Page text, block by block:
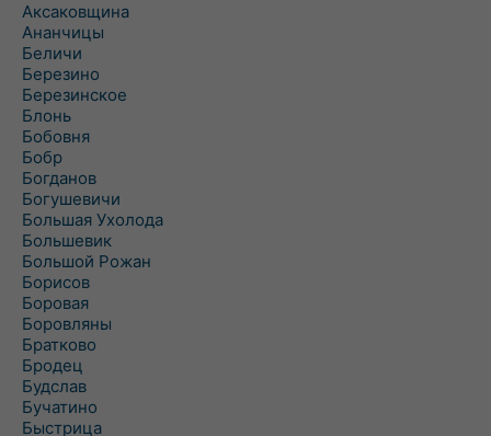
Аксаковщина
Ананчицы
Беличи
Березино
Березинское
Блонь
Бобовня
Бобр
Богданов
Богушевичи
Большая Ухолода
Большевик
Большой Рожан
Борисов
Боровая
Боровляны
Братково
Бродец
Будслав
Бучатино
Быстрица